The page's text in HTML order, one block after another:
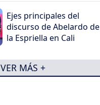
Ejes principales del
discurso de Abelardo de
la Espriella en Cali
VER MÁS +